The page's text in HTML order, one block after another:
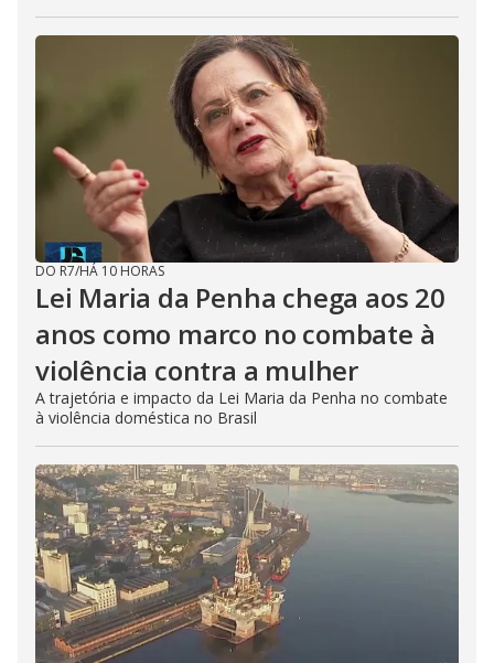
DO R7/HÁ 10 HORAS
Lei Maria da Penha chega aos 20
anos como marco no combate à
violência contra a mulher
A trajetória e impacto da Lei Maria da Penha no combate
à violência doméstica no Brasil